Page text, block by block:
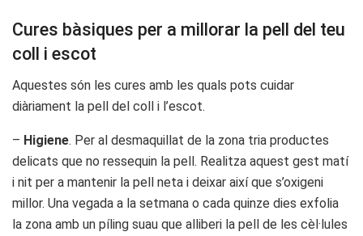
Cures bàsiques per a millorar la pell del teu
coll i escot
Aquestes són les cures amb les quals pots cuidar
diàriament la pell del coll i l’escot.
– Higiene. Per al desmaquillat de la zona tria productes
delicats que no ressequin la pell. Realitza aquest gest matí
i nit per a mantenir la pell neta i deixar així que s’oxigeni
millor. Una vegada a la setmana o cada quinze dies exfolia
la zona amb un píling suau que alliberi la pell de les cèl·lules